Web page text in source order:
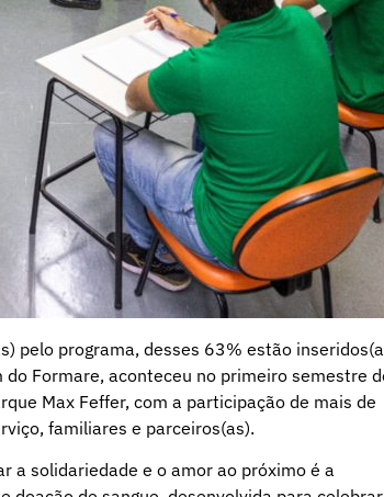
pelo programa, desses 63% estão
Formare, aconteceu no primeiro semestre
Max Feffer, com a participação de mais de
familiares e parceiros(as).
a solidariedade e o amor ao próximo é a